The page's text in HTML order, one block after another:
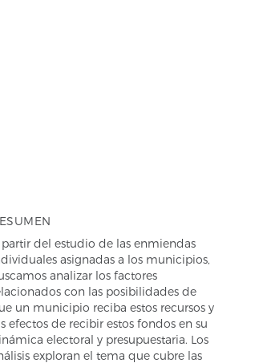
del estudio de las enmiendas
asignadas a los municipios,
analizar los factores
con las posibilidades de
un municipio reciba estos recursos y
efectos de recibir estos fondos en su
electoral y presupuestaria. Los
exploran el tema que cubre las